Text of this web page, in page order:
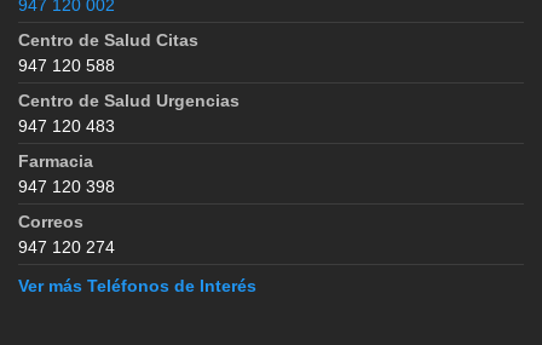
947 120 002
Centro de Salud Citas
947 120 588
Centro de Salud Urgencias
947 120 483
Farmacia
947 120 398
Correos
947 120 274
Ver más Teléfonos de Interés